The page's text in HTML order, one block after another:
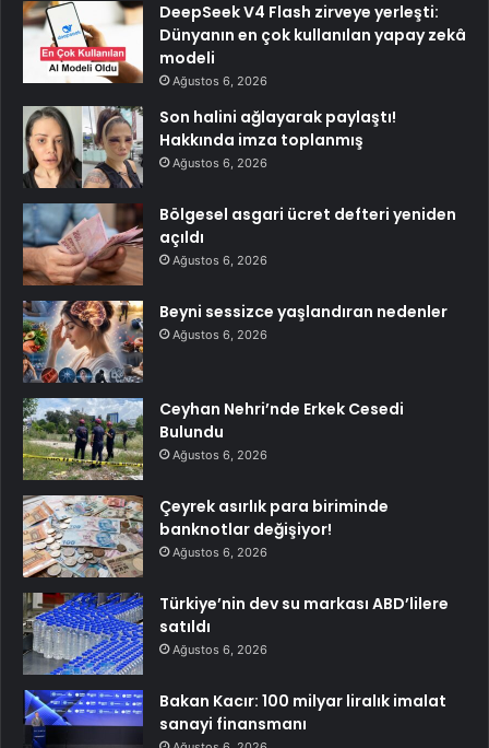
DeepSeek V4 Flash zirveye yerleşti:
Dünyanın en çok kullanılan yapay zekâ
modeli
Ağustos 6, 2026
Son halini ağlayarak paylaştı!
Hakkında imza toplanmış
Ağustos 6, 2026
Bölgesel asgari ücret defteri yeniden
açıldı
Ağustos 6, 2026
Beyni sessizce yaşlandıran nedenler
Ağustos 6, 2026
Ceyhan Nehri’nde Erkek Cesedi
Bulundu
Ağustos 6, 2026
Çeyrek asırlık para biriminde
banknotlar değişiyor!
Ağustos 6, 2026
Türkiye’nin dev su markası ABD’lilere
satıldı
Ağustos 6, 2026
Bakan Kacır: 100 milyar liralık imalat
sanayi finansmanı